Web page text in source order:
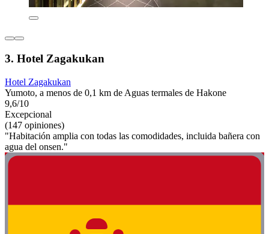
3. Hotel Zagakukan
Hotel Zagakukan
Yumoto, a menos de 0,1 km de Aguas termales de Hakone
9,6/10
Excepcional
(147 opiniones)
"Habitación amplia con todas las comodidades, incluida bañera con
agua del onsen."